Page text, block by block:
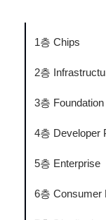
1층 Chips
2층
3층
4층 Developer
5층 Enterprise
6층 Consumer